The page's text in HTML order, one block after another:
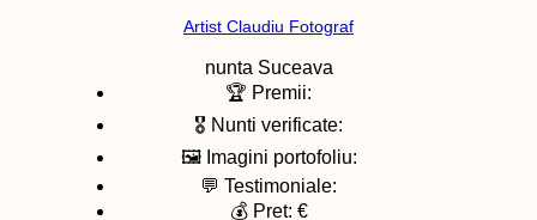
Artist Claudiu Fotograf
nunta Suceava
🏆 Premii:
🎖️ Nunti verificate:
🖼️ Imagini portofoliu:
💬 Testimoniale:
💰 Pret: €